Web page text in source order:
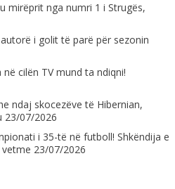
mirëprit nga numri 1 i Strugës,
i golit të parë për sezonin
cilën TV mund ta ndiqni!
ndaj skocezëve të Hibernian,
23/07/2026
i 35-të në futboll! Shkëndija e
23/07/2026